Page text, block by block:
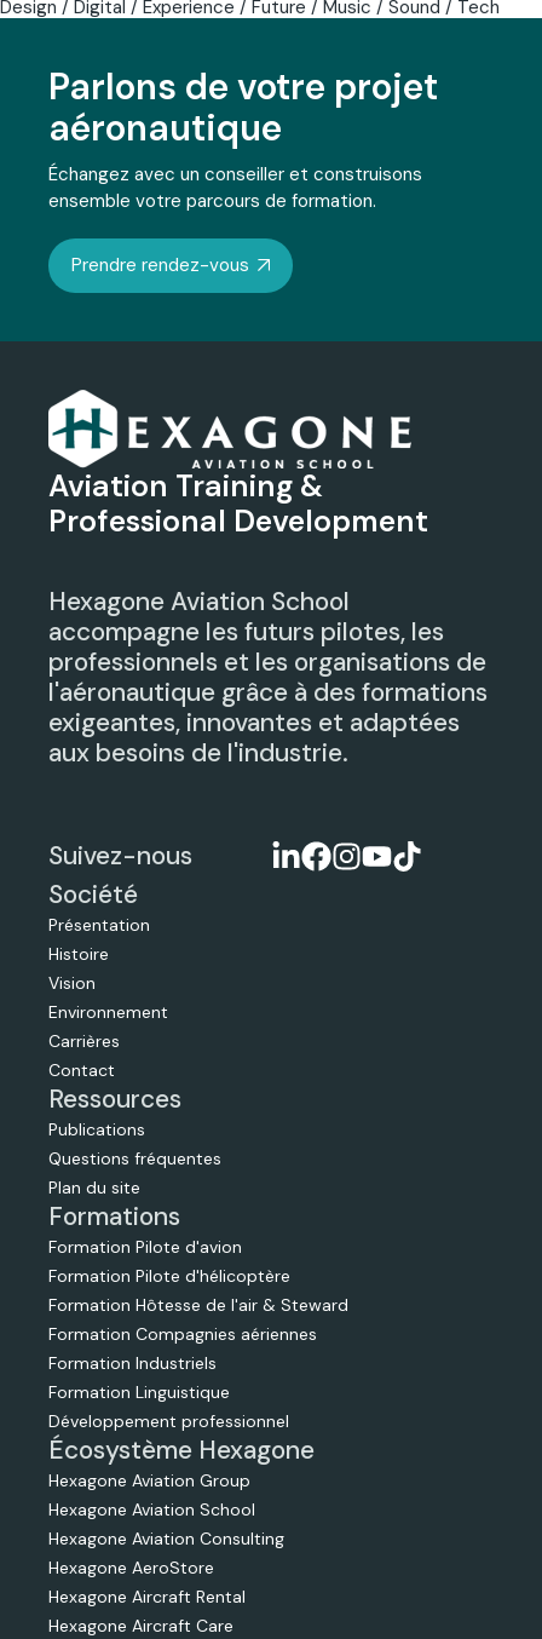
Design Digital Experience Future Music Sound Tech
Parlons de votre projet
aéronautique
Échangez avec un conseiller et construisons
ensemble votre parcours de formation.
Prendre rendez-vous
Aviation Training &
Professional Development
Hexagone Aviation School
accompagne les futurs pilotes, les
professionnels et les organisations de
l'aéronautique grâce à des formations
exigeantes, innovantes et adaptées
aux besoins de l'industrie.
Suivez-nous
Société
Présentation
Histoire
Vision
Environnement
Carrières
Contact
Ressources
Publications
Questions fréquentes
Plan du site
Formations
Formation Pilote d'avion
Formation Pilote d'hélicoptère
Formation Hôtesse de l'air & Steward
Formation Compagnies aériennes
Formation Industriels
Formation Linguistique
Développement professionnel
Écosystème Hexagone
Hexagone Aviation Group
Hexagone Aviation School
Hexagone Aviation Consulting
Hexagone AeroStore
Hexagone Aircraft Rental
Hexagone Aircraft Care